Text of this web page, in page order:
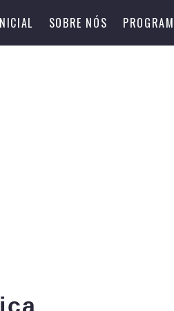
SOBRE NÓS